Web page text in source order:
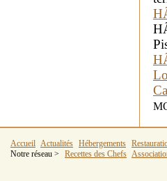
Accueil Actualités Hébergements
Notre réseau >
Recettes des Chefs